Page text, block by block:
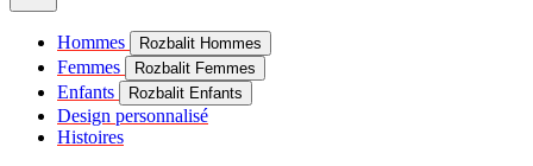
Hommes Rozbalit Hommes
Femmes Rozbalit Femmes
Enfants Rozbalit Enfants
Design personnalisé
Histoires